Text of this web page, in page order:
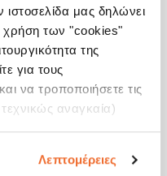
μας δηλώνει
χρήση των "cookies"
της
για τους
να τροποποιήσετε τις
αναγκαία)
Λεπτομέρειες
και για τα μέλη του Δ.Σ.
στην αξιολόγηση των ουσιωδών
στόχων για το 2030.
καταγράφεται με ποσοτικά και
της συνολικής επένδυσης
συμπεριλαμβάνεται στην ετήσια
και τους Συμμετόχους.